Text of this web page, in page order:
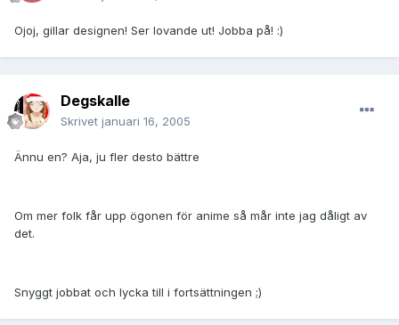
Ojoj, gillar designen! Ser lovande ut! Jobba på! :)
Degskalle
Skrivet januari 16, 2005
Ännu en? Aja, ju fler desto bättre
Om mer folk får upp ögonen för anime så mår inte jag dåligt av
det.
Snyggt jobbat och lycka till i fortsättningen ;)